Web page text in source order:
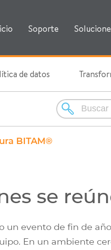
Soporte
de datos
BITAM®
se
un evento de fin de
En un ambiente